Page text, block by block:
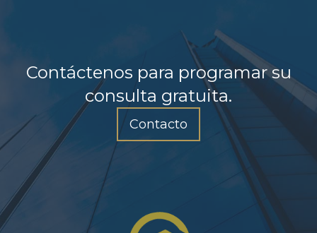
Contáctenos para programar su
consulta gratuita.
Contacto